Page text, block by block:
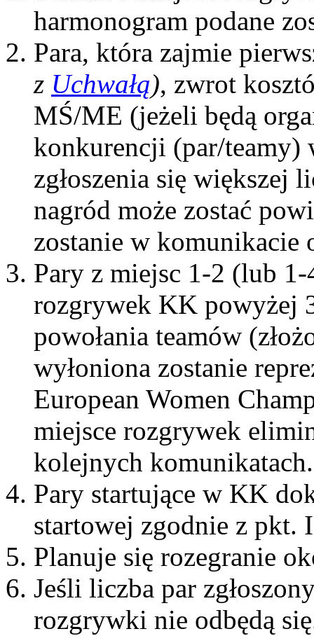
harmonogram podane
Para, która zajmie
z Uchwałą), zwrot
MŚ/ME (jeżeli będą
konkurencji (par/teamy)
zgłoszenia się większej
nagród może zostać
zostanie w komunikacie
Pary z miejsc 1-2 (lub 1-
rozgrywek KK powyżej
powołania teamów
wyłoniona zostanie
European Women
miejsce rozgrywek
kolejnych komunikatach.
Pary startujące w KK
startowej zgodnie z pkt.
Planuje się rozegranie
Jeśli liczba par
rozgrywki nie odbędą